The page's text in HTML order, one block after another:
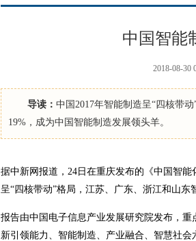
中国智能
2018-08-30
导读： 中国2017年智能制造呈“四核带
19%，成为中国智能制造发展领头羊。
据中新网报道，24日在重庆发布的《中国智
呈“四核带动”格局，江苏、广东、浙江和山东
报告由中国电子信息产业发展研究院发布，
新引领能力、智能制造、产业融合、智慧社